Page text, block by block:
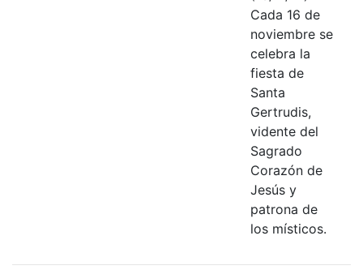
Cada 16 de
noviembre se
celebra la
fiesta de
Santa
Gertrudis,
vidente del
Sagrado
Corazón de
Jesús y
patrona de
los místicos.